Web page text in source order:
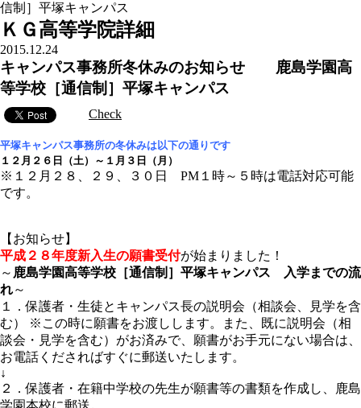
信制］平塚キャンパス
ＫＧ高等学院詳細
2015.12.24
キャンパス事務所冬休みのお知らせ 鹿島学園高
等学校［通信制］平塚キャンパス
Check
平塚キャンパス事務所の冬休みは以下の通りです
１２月２６日（土）～１月３日（月）
※１２月２８、２９、３０日 PM１時～５時は電話対応可能
です。
【お知らせ】
平成２８年度新入生の願書受付が始まりました！
～ 鹿島学園高等学校［通信制］平塚キャンパス 入学までの流
れ～
１．保護者・生徒とキャンパス長の説明会（相談会、見学を含
む） ※この時に願書をお渡しします。また、既に説明会（相
談会・見学を含む）がお済みで、願書がお手元にない場合は、
お電話くださればすぐに郵送いたします。
↓
２．保護者・在籍中学校の先生が願書等の書類を作成し、鹿島
学園本校に郵送。